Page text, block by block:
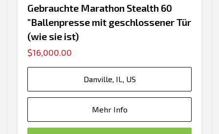
Gebrauchte Marathon Stealth 60
"Ballenpresse mit geschlossener Tür
(wie sie ist)
$16,000.00
Danville, IL, US
Mehr Info